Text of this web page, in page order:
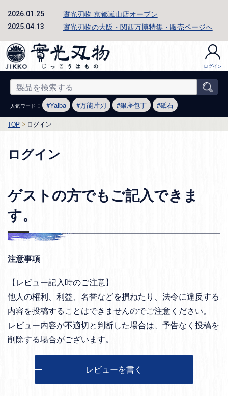
2026.01.25 實光刃物 京都嵐山店オープン
2025.04.13 實光刃物の大阪・関西万博特集・販売ページへ
ログイン
人気ワード ： Yaiba 万能片刃 銀座包丁 砥石
TOP ログイン
ログイン
ゲストの方でもご記入できま
す。
注意事項
【レビュー記入時のご注意】
他人の権利、利益、名誉などを損ねたり、法令に違反する
内容を投稿することはできませんのでご注意ください。
レビュー内容が不適切と判断した場合は、予告なく投稿を
削除する場合がございます。
レビューを書く